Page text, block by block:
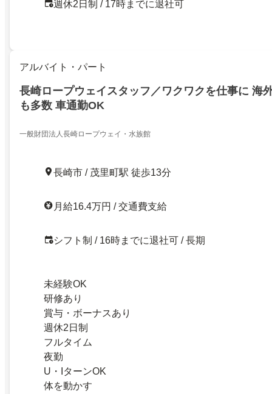
週休2日制 / 17時までに退社可
アルバイト・パート
長崎ロープウェイスタッフ／ワクワクを仕事に 海
も多数 車通勤OK
一般財団法人長崎ロープウェイ・水族館
長崎市 / 茂里町駅 徒歩13分
月給16.4万円 / 交通費支給
シフト制 / 16時までに退社可 / 長期
未経験OK
研修あり
賞与・ボーナスあり
週休2日制
フルタイム
夜勤
U・IターンOK
体を動かす